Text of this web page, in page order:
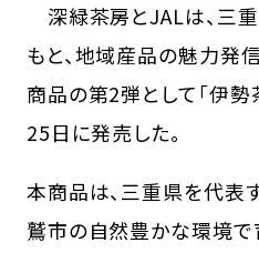
深緑茶房とJALは、三
もと、地域産品の魅力発
商品の第2弾として「伊
25日に発売した。
本商品は、三重県を代表
鷲市の自然豊かな環境